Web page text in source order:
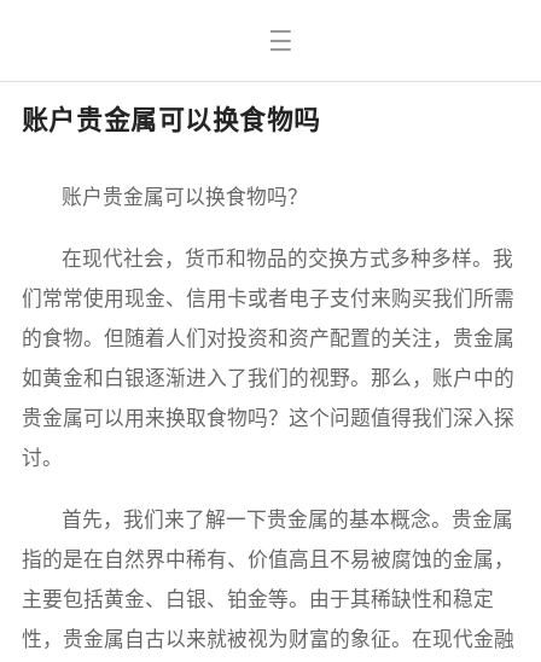
账户贵金属可以换食物吗
账户贵金属可以换食物吗？
在现代社会，货币和物品的交换方式多种多样。我
们常常使用现金、信用卡或者电子支付来购买我们所需
的食物。但随着人们对投资和资产配置的关注，贵金属
如黄金和白银逐渐进入了我们的视野。那么，账户中的
贵金属可以用来换取食物吗？这个问题值得我们深入探
讨。
首先，我们来了解一下贵金属的基本概念。贵金属
指的是在自然界中稀有、价值高且不易被腐蚀的金属，
主要包括黄金、白银、铂金等。由于其稀缺性和稳定
性，贵金属自古以来就被视为财富的象征。在现代金融